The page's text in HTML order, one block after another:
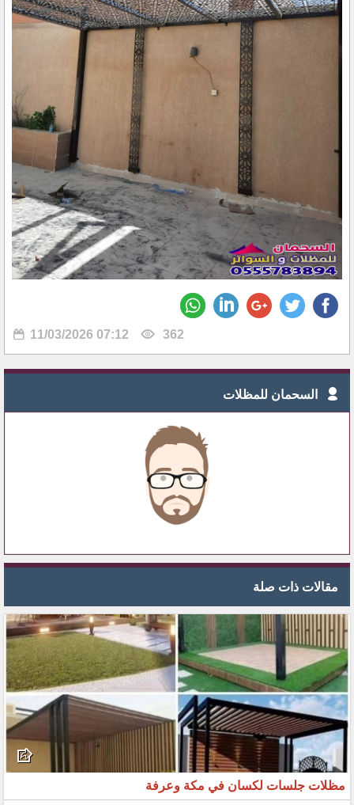
11/03/2026 07:12 362
السحمان للمظلات
مقالات ذات صلة
مظلات جلسات لكسان في مكة وعرفة